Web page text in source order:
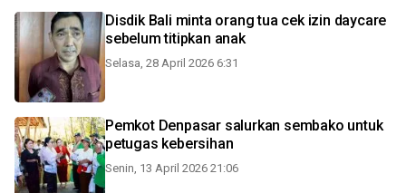
Disdik Bali minta orang tua cek izin daycare
sebelum titipkan anak
Selasa, 28 April 2026 6:31
Pemkot Denpasar salurkan sembako untuk
petugas kebersihan
Senin, 13 April 2026 21:06